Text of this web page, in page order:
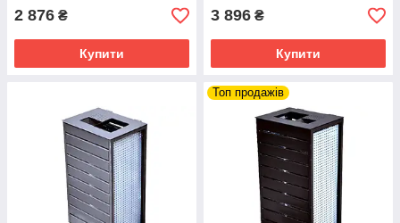
2 876 ₴
Купити
3 896 ₴
Купити
Топ продажів